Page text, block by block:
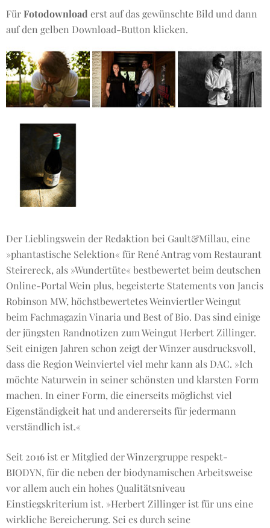
Für Fotodownload erst auf das gewünschte Bild und dann
auf den gelben Download-Button klicken.
Der Lieblingswein der Redaktion bei Gault&Millau, eine
»phantastische Selektion« für René Antrag vom Restaurant
Steirereck, als »Wundertüte« bestbewertet beim deutschen
Online-Portal Wein plus, begeisterte Statements von Jancis
Robinson MW, höchstbewertetes Weinviertler Weingut
beim Fachmagazin Vinaria und Best of Bio. Das sind einige
der jüngsten Randnotizen zum Weingut Herbert Zillinger.
Seit einigen Jahren schon zeigt der Winzer ausdrucksvoll,
dass die Region Weinviertel viel mehr kann als DAC. »Ich
möchte Naturwein in seiner schönsten und klarsten Form
machen. In einer Form, die einerseits möglichst viel
Eigenständigkeit hat und andererseits für jedermann
verständlich ist.«
Seit 2016 ist er Mitglied der Winzergruppe respekt-
BIODYN, für die neben der biodynamischen Arbeitsweise
vor allem auch ein hohes Qualitätsniveau
Einstiegskriterium ist. »Herbert Zillinger ist für uns eine
wirkliche Bereicherung. Sei es durch seine